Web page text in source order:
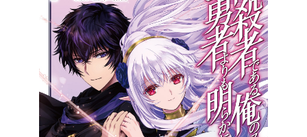
お問い合わせはこちら
オーバーラップノベルス
オーバーラップノベルスf